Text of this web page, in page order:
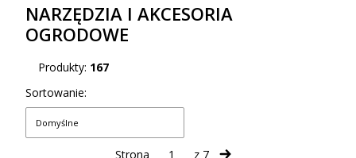
NARZĘDZIA I AKCESORIA
OGRODOWE
Produkty: 167
Lista produktów
Sortowanie:
Domyślne
Strona z 7